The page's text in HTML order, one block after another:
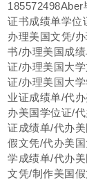
证书成绩单学位
办理美国文凭/
书/办理美国成
证/办理美国大
证/办理美国大
业证成绩单/代
办美国学位证/
证成绩单/代办
假文凭/代办美
学成绩单/代办
文凭/制作美国